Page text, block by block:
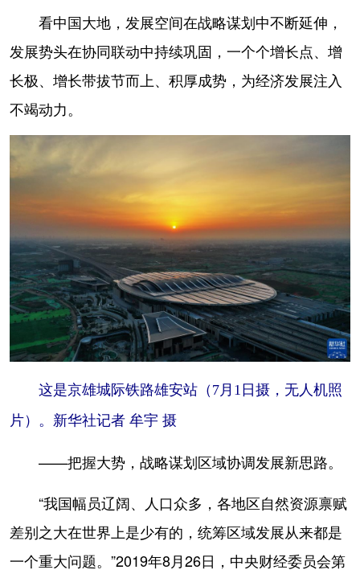
看中国大地，发展空间在战略谋划中不断延伸，
发展势头在协同联动中持续巩固，一个个增长点、增
长极、增长带拔节而上、积厚成势，为经济发展注入
不竭动力。
这是京雄城际铁路雄安站（7月1日摄，无人机照
片）。新华社记者 牟宇 摄
——把握大势，战略谋划区域协调发展新思路。
“我国幅员辽阔、人口众多，各地区自然资源禀赋
差别之大在世界上是少有的，统筹区域发展从来都是
一个重大问题。”2019年8月26日，中央财经委员会第